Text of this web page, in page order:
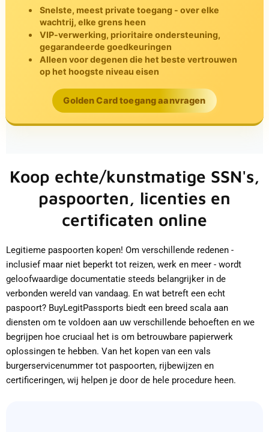
Snelste, meest private toegang - over elke
wachtrij, elke grens heen
VIP-verwerking, prioritaire ondersteuning,
gegarandeerde goedkeuringen
Alleen voor degenen die het beste vertrouwen
op het hoogste niveau eisen
Golden Card toegang aanvragen
Koop echte/kunstmatige SSN's,
paspoorten, licenties en
certificaten online
Legitieme paspoorten kopen! Om verschillende redenen -
inclusief maar niet beperkt tot reizen, werk en meer - wordt
geloofwaardige documentatie steeds belangrijker in de
verbonden wereld van vandaag. En wat betreft een echt
paspoort? BuyLegitPassports biedt een breed scala aan
diensten om te voldoen aan uw verschillende behoeften en we
begrijpen hoe cruciaal het is om betrouwbare papierwerk
oplossingen te hebben. Van het kopen van een vals
burgerservicenummer tot paspoorten, rijbewijzen en
certificeringen, wij helpen je door de hele procedure heen.